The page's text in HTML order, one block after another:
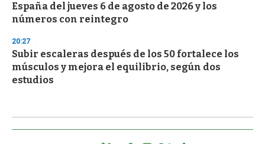
España del jueves 6 de agosto de 2026 y los
números con reintegro
20:27
Subir escaleras después de los 50 fortalece los
músculos y mejora el equilibrio, según dos
estudios